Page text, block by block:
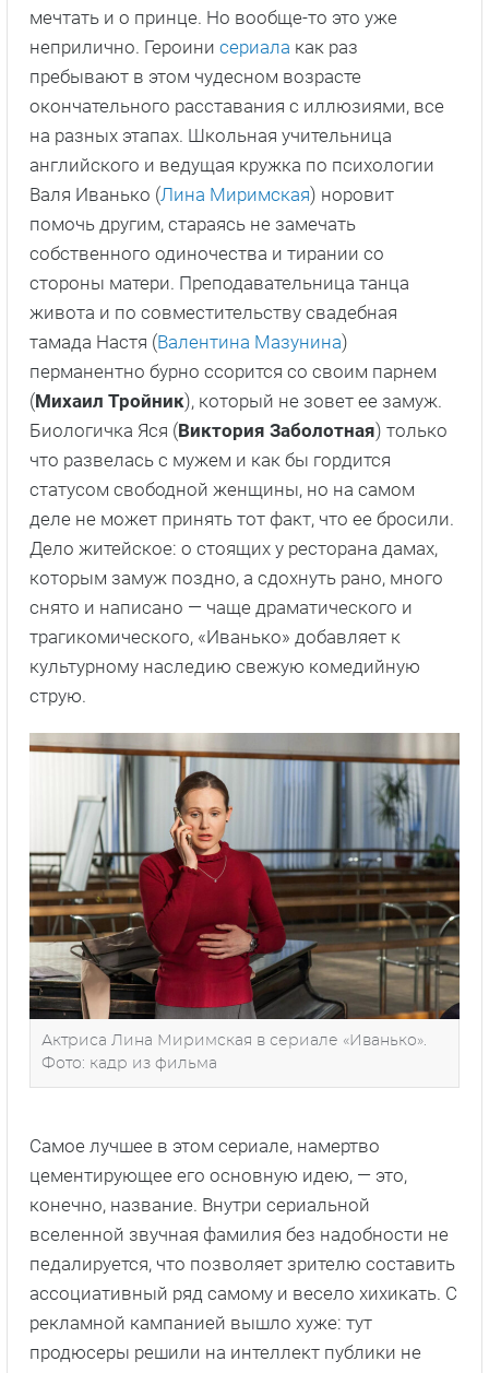
мечтать и о принце. Но вообще-то это уже
неприлично. Героини сериала как раз
пребывают в этом чудесном возрасте
окончательного расставания с иллюзиями, все
на разных этапах. Школьная учительница
английского и ведущая кружка по психологии
Валя Иванько (Лина Миримская) норовит
помочь другим, стараясь не замечать
собственного одиночества и тирании со
стороны матери. Преподавательница танца
живота и по совместительству свадебная
тамада Настя (Валентина Мазунина)
перманентно бурно ссорится со своим парнем
(Михаил Тройник), который не зовет ее замуж.
Биологичка Яся (Виктория Заболотная) только
что развелась с мужем и как бы гордится
статусом свободной женщины, но на самом
деле не может принять тот факт, что ее бросили.
Дело житейское: о стоящих у ресторана дамах,
которым замуж поздно, а сдохнуть рано, много
снято и написано — чаще драматического и
трагикомического, «Иванько» добавляет к
культурному наследию свежую комедийную
струю.
Актриса Лина Миримская в сериале «Иванько».
Фото: кадр из фильма
Самое лучшее в этом сериале, намертво
цементирующее его основную идею, — это,
конечно, название. Внутри сериальной
вселенной звучная фамилия без надобности не
педалируется, что позволяет зрителю составить
ассоциативный ряд самому и весело хихикать. С
рекламной кампанией вышло хуже: тут
продюсеры решили на интеллект публики не